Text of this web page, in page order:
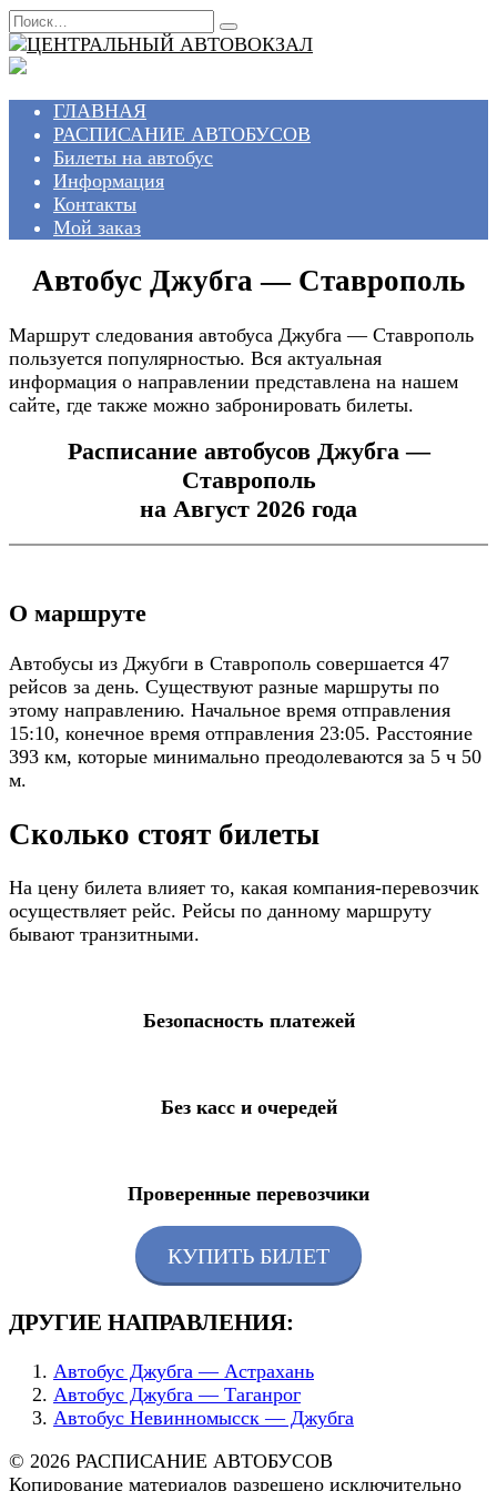
Перейти
к
содержанию
Search
for:
ГЛАВНАЯ
РАСПИСАНИЕ АВТОБУСОВ
Билеты на автобус
Информация
Контакты
Мой заказ
Автобус Джубга — Ставрополь
Маршрут следования автобуса Джубга — Ставрополь
пользуется популярностью. Вся актуальная
информация о направлении представлена на нашем
сайте, где также можно забронировать билеты.
Расписание автобусов Джубга —
Ставрополь
на Август 2026 года
О маршруте
Автобусы из Джубги в Ставрополь совершается 47
рейсов за день. Существуют разные маршруты по
этому направлению. Начальное время отправления
15:10, конечное время отправления 23:05. Расстояние
393 км, которые минимально преодолеваются за 5 ч 50
м.
Сколько стоят билеты
На цену билета влияет то, какая компания-перевозчик
осуществляет рейс. Рейсы по данному маршруту
бывают транзитными.
Безопасность платежей
Без касс и очередей
Проверенные перевозчики
КУПИТЬ БИЛЕТ
ДРУГИЕ НАПРАВЛЕНИЯ:
Автобус Джубга — Астрахань
Автобус Джубга — Таганрог
Автобус Невинномысск — Джубга
© 2026 РАСПИСАНИЕ АВТОБУСОВ
Копирование материалов разрешено исключительно